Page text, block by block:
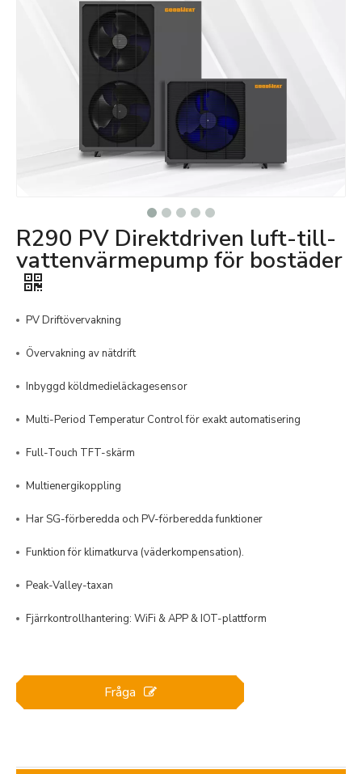
R290 PV Direktdriven luft-till-
vattenvärmepump för bostäder
PV Driftövervakning
Övervakning av nätdrift
Inbyggd köldmedieläckagesensor
Multi-Period Temperatur Control för exakt automatisering
Full-Touch TFT-skärm
Multienergikoppling
Har SG-förberedda och PV-förberedda funktioner
Funktion för klimatkurva (väderkompensation).
Peak-Valley-taxan
Fjärrkontrollhantering: WiFi & APP & IOT-plattform
Fråga